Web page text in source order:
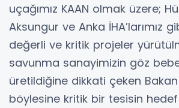
uçağımız KAAN olmak üzere;
Aksungur ve Anka İHA’larımız
değerli ve kritik projeler
savunma sanayimizin göz
üretildiğine dikkati çeken
böylesine kritik bir tesisin hedef